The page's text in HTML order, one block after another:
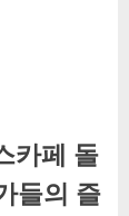
카페 돌
들의 즐